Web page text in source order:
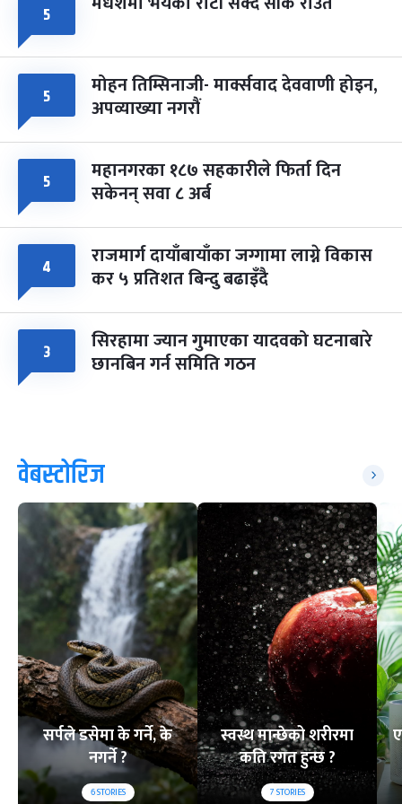
५
५ मोहन तिम्सिनाजी- मार्क्सवाद देववाणी होइन,
अपव्याख्या नगरौं
५ महानगरका १८७ सहकारीले फिर्ता दिन
सकेनन् सवा ८ अर्ब
४ राजमार्ग दायाँबायाँका जग्गामा लाग्ने विकास
कर ५ प्रतिशत बिन्दु बढाइँदै
३ सिरहामा ज्यान गुमाएका यादवको घटनाबारे
छानबिन गर्न समिति गठन
वेबस्टोरिज
सर्पले डसेमा के गर्ने, के
नगर्ने ?
6STORIES
स्वस्थ मान्छेको शरीरमा
कति रगत हुन्छ ?
7STORIES